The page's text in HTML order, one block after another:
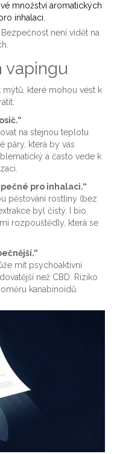
množství aromatických
inhalaci.
není vidět na
vapingu
které mohou vést k
na stejnou teplotu
páry, která by vás
a často vede k
pro inhalaci.“
pěstování rostliny (bez
byl čistý. I bio
rozpouštědly, která se
mít psychoaktivní
než CBD. Riziko
kanabinoidů.